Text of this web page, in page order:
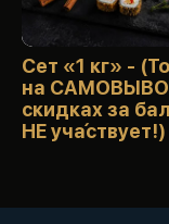
Сет «1 кг» -
на
скидках за
НЕ уча́ствует!)